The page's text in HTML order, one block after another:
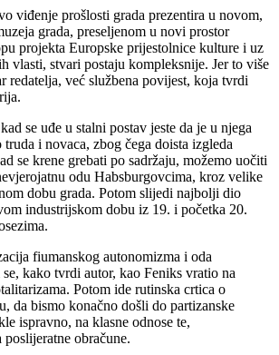
viđenje prošlosti grada prezentira u novom,
grada, preseljenom u novi prostor
projekta Europske prijestolnice kulture i uz
vlasti, stvari postaju kompleksnije. Jer to više
redatelja, već službena povijest, koja tvrdi
se uđe u stalni postav jeste da je u njega
truda i novaca, zbog čega doista izgleda
se krene grebati po sadržaju, možemo uočiti
odu Habsburgovcima, kroz velike
dobu grada. Potom slijedi najbolji dio
industrijskom dobu iz 19. i početka 20.
fiumanskog autonomizma i oda
kako tvrdi autor, kao Feniks vratio na
Potom ide rutinska crtica o
da bismo konačno došli do partizanske
ispravno, na klasne odnose te,
obračune.